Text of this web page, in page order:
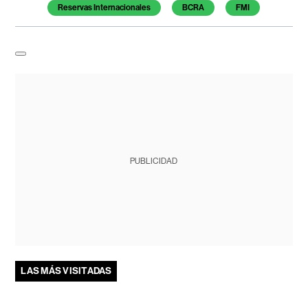
Reservas Internacionales BCRA FMI
PUBLICIDAD
LAS MÁS VISITADAS